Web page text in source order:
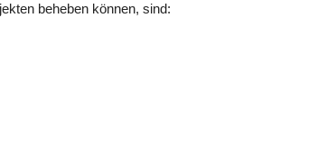
beheben können, sind: